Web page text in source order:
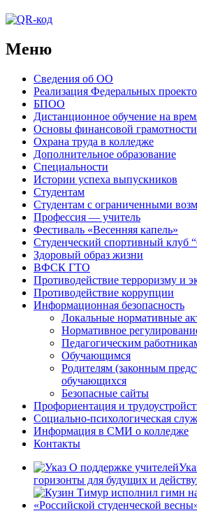
Меню
Сведения об ОО
Реализация Федеральных
БПОО
Дистанционное обучение на
Основы финансовой грамотности
Охрана труда в колледже
Дополнительное образование
Специальности
Истории успеха выпускников
Студентам
Студентам с ограниченными
Профессия — учитель
Фестиваль «Весенняя капель»
Студенческий спортивный
Здоровый образ жизни
ВФСК ГТО
Противодействие терроризму и
Противодействие коррупции
Информационная безопасность
Локальные нормативные
Нормативное
Педагогическим
Обучающимся
Родителям (законным
обучающихся
Безопасные сайты
Профориентация и
Социально-психологическая
Информация в СМИ о колледже
Контакты
горизонты для будущих и